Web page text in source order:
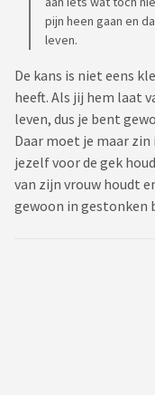
pijn heen gaan en
leven.
De kans is niet eens
heeft. Als jij hem laat
leven, dus je bent
Daar moet je maar
jezelf voor de gek
van zijn vrouw houdt
gewoon in gestonken